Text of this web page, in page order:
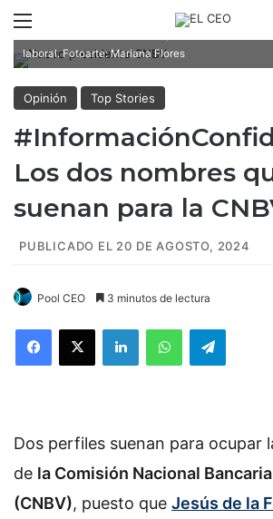
La salida de Jesús de la Fuente Rodríguez de
laboral. Fotoarte: Mariana Flores
Opinión Top Stories
Los dos nombres
suenan para la
PUBLICADO EL 20 DE AGOSTO, 2024
Pool CEO 3 minutos de lectura
Dos perfiles suenan para ocupar
de la Comisión Nacional
(CNBV), puesto que Jesús de la